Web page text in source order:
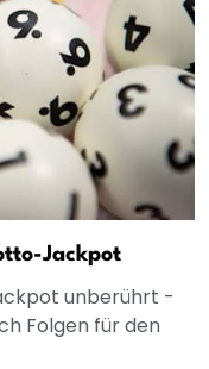
Jackpot
unberührt -
Folgen für den